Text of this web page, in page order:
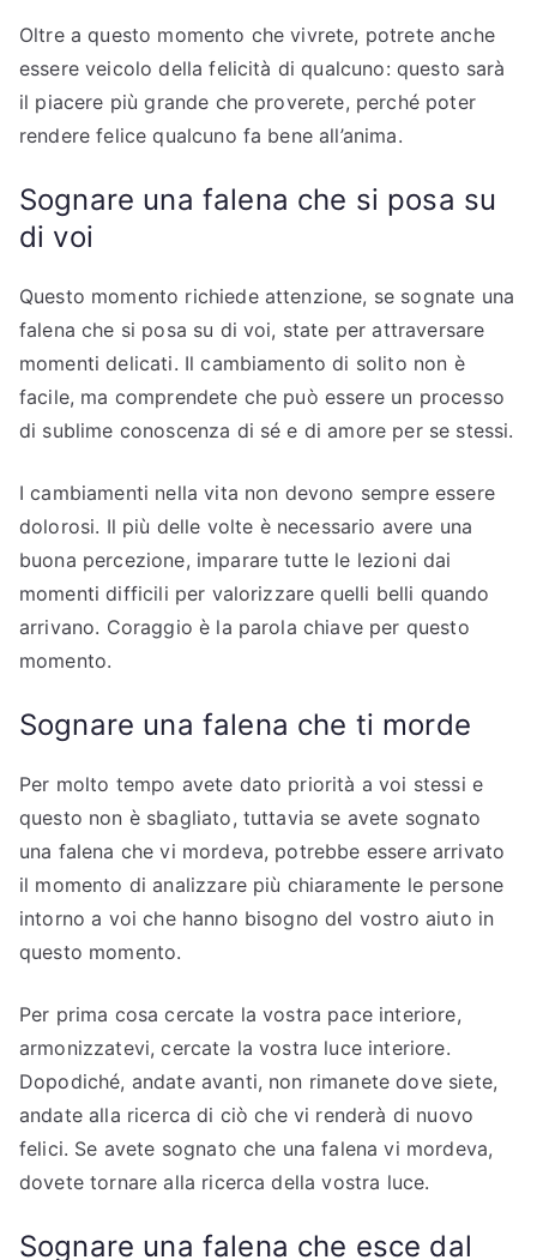
Oltre a questo momento che vivrete, potrete anche
essere veicolo della felicità di qualcuno: questo sarà
il piacere più grande che proverete, perché poter
rendere felice qualcuno fa bene all’anima.
Sognare una falena che si posa su
di voi
Questo momento richiede attenzione, se sognate una
falena che si posa su di voi, state per attraversare
momenti delicati. Il cambiamento di solito non è
facile, ma comprendete che può essere un processo
di sublime conoscenza di sé e di amore per se stessi.
I cambiamenti nella vita non devono sempre essere
dolorosi. Il più delle volte è necessario avere una
buona percezione, imparare tutte le lezioni dai
momenti difficili per valorizzare quelli belli quando
arrivano. Coraggio è la parola chiave per questo
momento.
Sognare una falena che ti morde
Per molto tempo avete dato priorità a voi stessi e
questo non è sbagliato, tuttavia se avete sognato
una falena che vi mordeva, potrebbe essere arrivato
il momento di analizzare più chiaramente le persone
intorno a voi che hanno bisogno del vostro aiuto in
questo momento.
Per prima cosa cercate la vostra pace interiore,
armonizzatevi, cercate la vostra luce interiore.
Dopodiché, andate avanti, non rimanete dove siete,
andate alla ricerca di ciò che vi renderà di nuovo
felici. Se avete sognato che una falena vi mordeva,
dovete tornare alla ricerca della vostra luce.
Sognare una falena che esce dal